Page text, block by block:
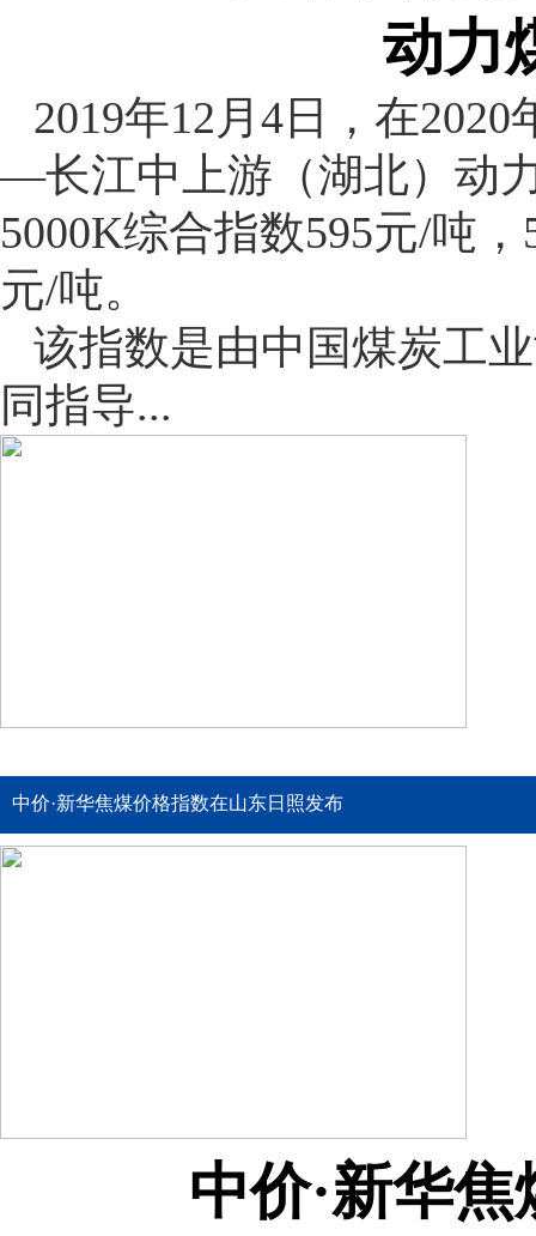
动力
2019年12月4日，在
—长江中上游（湖北）动
5000K综合指数595元/吨
元/吨。
该指数是由中国煤炭工
同指导...
中价·新华焦煤价格指数在山东日照发布
中价·新华